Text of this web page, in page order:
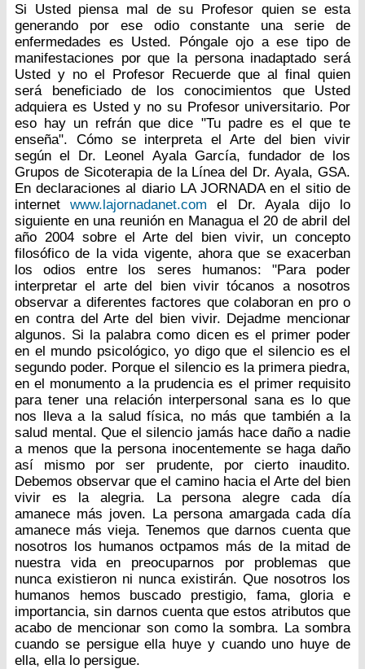
Si Usted piensa mal de su Profesor quien se esta
generando por ese odio constante una serie de
enfermedades es Usted. Póngale ojo a ese tipo de
manifestaciones por que la persona inadaptado será
Usted y no el Profesor Recuerde que al final quien
será beneficiado de los conocimientos que Usted
adquiera es Usted y no su Profesor universitario. Por
eso hay un refrán que dice "Tu padre es el que te
enseña". Cómo se interpreta el Arte del bien vivir
según el Dr. Leonel Ayala García, fundador de los
Grupos de Sicoterapia de la Línea del Dr. Ayala, GSA.
En declaraciones al diario LA JORNADA en el sitio de
internetwww.lajornadanet.com el Dr. Ayala dijo lo
siguiente en una reunión en Managua el 20 de abril del
año 2004 sobre el Arte del bien vivir, un concepto
filosófico de la vida vigente, ahora que se exacerban
los odios entre los seres humanos: "Para poder
interpretar el arte del bien vivir tócanos a nosotros
observar a diferentes factores que colaboran en pro o
en contra del Arte del bien vivir. Dejadme mencionar
algunos. Si la palabra como dicen es el primer poder
en el mundo psicológico, yo digo que el silencio es el
segundo poder. Porque el silencio es la primera piedra,
en el monumento a la prudencia es el primer requisito
para tener una relación interpersonal sana es lo que
nos lleva a la salud física, no más que también a la
salud mental. Que el silencio jamás hace daño a nadie
a menos que la persona inocentemente se haga daño
así mismo por ser prudente, por cierto inaudito.
Debemos observar que el camino hacia el Arte del bien
vivir es la alegria. La persona alegre cada día
amanece más joven. La persona amargada cada día
amanece más vieja. Tenemos que darnos cuenta que
nosotros los humanos octpamos más de la mitad de
nuestra vida en preocuparnos por problemas que
nunca existieron ni nunca existirán. Que nosotros los
humanos hemos buscado prestigio, fama, gloria e
importancia, sin darnos cuenta que estos atributos que
acabo de mencionar son como la sombra. La sombra
cuando se persigue ella huye y cuando uno huye de
ella, ella lo persigue.